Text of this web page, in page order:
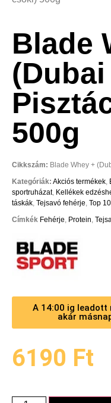
Blade
500g
Cikkszám: Blade Whey +
Kategóriák: Akciós termékek,
sportruházat, Kellékek
táskák, Tejsavó fehérje, Top
Címkék Fehérje, Protein,
A 14:00 ig leadott
akár
6190 Ft